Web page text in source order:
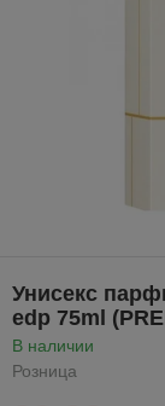
Унисекс
edp 75ml
В наличии
Розница